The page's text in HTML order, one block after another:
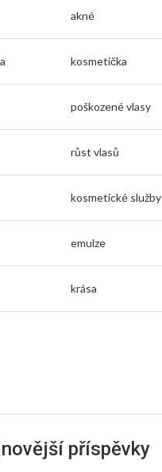
akné
kosmetička
poškozené vlasy
růst vlasů
kosmetické služby
emulze
krása
příspěvky